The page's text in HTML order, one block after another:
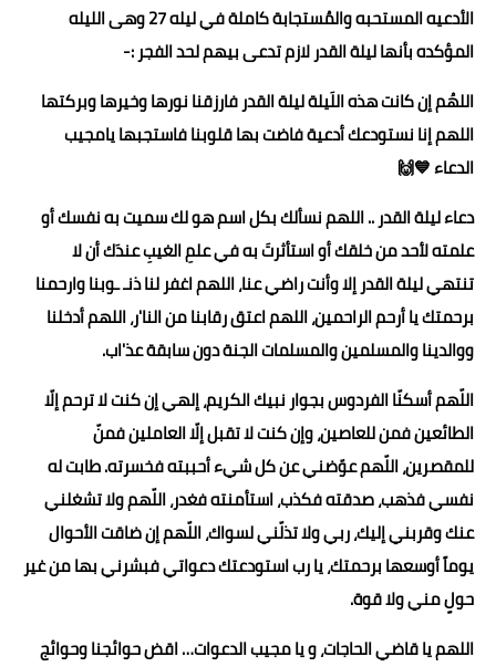
الأدعيه المستحبه والمُستجابة كاملة في ليله 27 وهى الليله
المؤكده بأنها ليلة القدر لازم تدعى بيهم لحد الفجر :-
اللهُم إن كانت هذه اللَيلة ليلة القدر فارزقنا نورها وخيرها وبركتها
اللهم إنا نستودعك أدعية فاضت بها قلوبنا فاستجبها يامجيب
الدعاء 💙🙌
دعاء ليلة القدر .. اللهم نسألك بكل اسم هو لك سميت به نفسك أو
علمته لأحد من خلقك أو استأثرتَ به في علمِ الغيبِ عندَك أن لا
تنتهي ليلة القدر إلا وأنت راضي عنا، اللهم اغفر لنا ذنـ ـوبنا وارحمنا
برحمتك يا أرحم الراحمين، اللهم اعتق رقابنا من النا'ر، اللهم أدخلنا
ووالدينا والمسلمين والمسلمات الجنة دون سابقة عذ'اب.
اللّهم أسكنّا الفردوس بجوار نبيك الكريم، إلهي إن كنت لا ترحم إلّا
الطائعين فمن للعاصين، وإن كنت لا تقبل إلّا العاملين فمنّ
للمقصرين، اللّهم عوّضني عن كل شيء أحببته فخسرته. طابت له
نفسي فذهب، صدقته فكذب، استأمنته فغدر، اللّهم ولا تشغلني
عنك وقربني إليك، ربي ولا تذلّني لسواك، اللّهم إن ضاقت الأحوال
يوماً أوسعها برحمتك، يا رب استودعتك دعواتي فبشرني بها من غير
حولٍ مني ولا قوة.
اللهم يا قاضي الحاجات، و يا مجيب الدعوات… اقض حوائجنا وحوائج